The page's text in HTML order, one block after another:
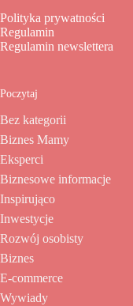
Polityka prywatności
Regulamin
Regulamin newslettera
Poczytaj
Bez kategorii
Biznes Mamy
Eksperci
Biznesowe informacje
Inspirująco
Inwestycje
Rozwój osobisty
Biznes
E-commerce
Wywiady